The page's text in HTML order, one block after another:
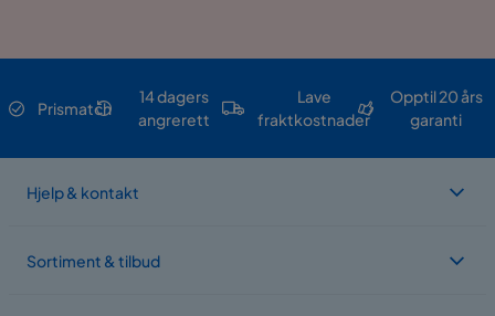
Prismatch
14 dagers
angrerett
Lave
fraktkostnader
Opptil 20 års
garanti
Hjelp & kontakt
Sortiment & tilbud